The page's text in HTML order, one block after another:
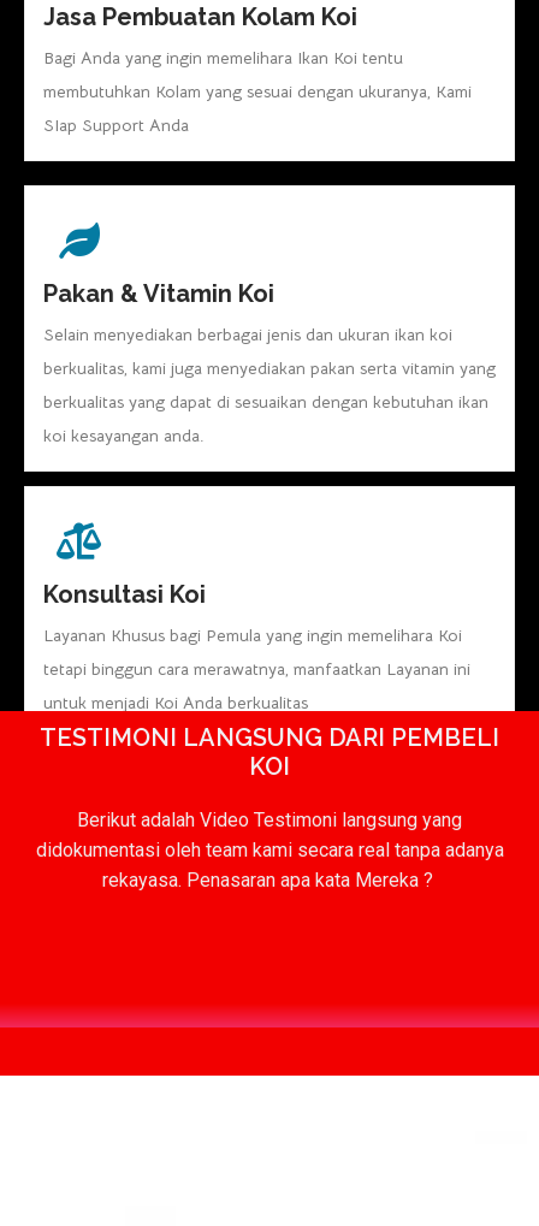
Jasa Pembuatan Kolam Koi
Bagi Anda yang ingin memelihara Ikan Koi tentu
membutuhkan Kolam yang sesuai dengan ukuranya, Kami
SIap Support Anda
Pakan & Vitamin Koi
Selain menyediakan berbagai jenis dan ukuran ikan koi
berkualitas, kami juga menyediakan pakan serta vitamin yang
berkualitas yang dapat di sesuaikan dengan kebutuhan ikan
koi kesayangan anda.
Konsultasi Koi
Layanan Khusus bagi Pemula yang ingin memelihara Koi
tetapi binggun cara merawatnya, manfaatkan Layanan ini
untuk menjadi Koi Anda berkualitas
TESTIMONI LANGSUNG DARI PEMBELI
KOI
Berikut adalah Video Testimoni langsung yang
didokumentasi oleh team kami secara real tanpa adanya
rekayasa. Penasaran apa kata Mereka ?